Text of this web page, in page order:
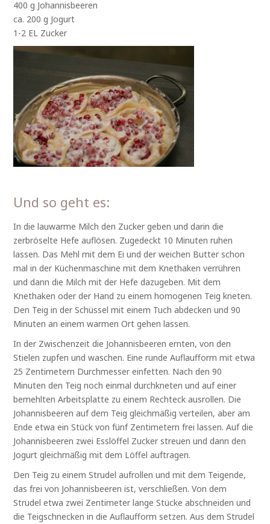
400 g Johannisbeeren
ca. 200 g Jogurt
1-2 EL Zucker
Und so geht es:
In die lauwarme Milch den Zucker geben und darin die
zerbröselte Hefe auflösen. Zugedeckt 10 Minuten ruhen
lassen. Das Mehl mit dem Ei und der weichen Butter schon
mal in der Küchenmaschine mit dem Knethaken verrühren
und dann die Milch mit der Hefe dazugeben. Mit dem
Knethaken oder der Hand zu einem homogenen Teig kneten.
Den Teig in der Schüssel mit einem Tuch abdecken und 90
Minuten an einem warmen Ort gehen lassen.
In der Zwischenzeit die Johannisbeeren ernten, von den
Stielen zupfen und waschen. Eine runde Auflaufform mit etwa
25 Zentimetern Durchmesser einfetten. Nach den 90
Minuten den Teig noch einmal durchkneten und auf einer
bemehlten Arbeitsplatte zu einem Rechteck ausrollen. Die
Johannisbeeren auf dem Teig gleichmäßig verteilen, aber am
Ende etwa ein Stück von fünf Zentimetern frei lassen. Auf die
Johannisbeeren zwei Esslöffel Zucker streuen und dann den
Jogurt gleichmäßig mit dem Löffel auftragen.
Den Teig zu einem Strudel aufrollen und mit dem Teigende,
das frei von Johannisbeeren ist, verschließen. Von dem
Strudel etwa zwei Zentimeter lange Stücke abschneiden und
die Teigschnecken in die Auflaufform setzen. Aus dem Strudel